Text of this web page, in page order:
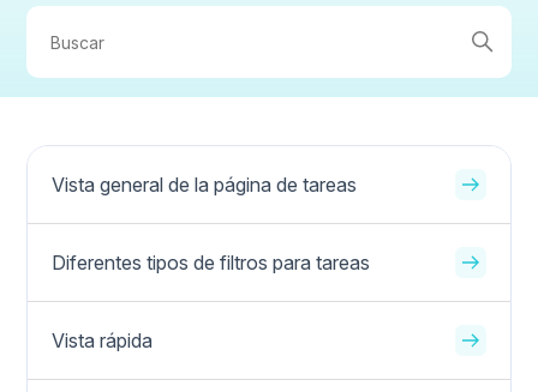
Vista general de la página de tareas
Diferentes tipos de filtros para tareas
Vista rápida